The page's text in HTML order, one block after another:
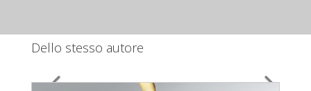
Dello stesso autore